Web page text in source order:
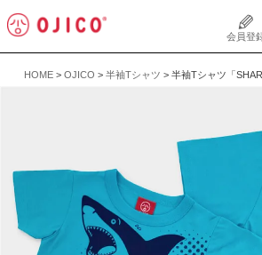
会員登
HOME OJICO 半袖Tシャツ 半袖Tシャツ「